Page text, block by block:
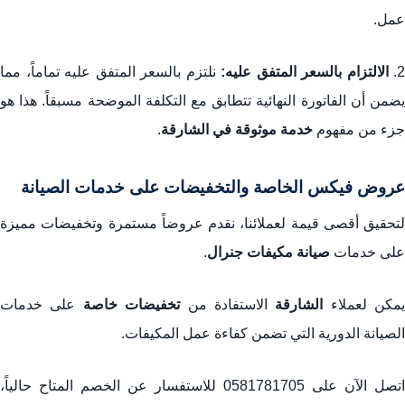
عمل.
2. الالتزام بالسعر المتفق عليه: نلتزم بالسعر المتفق عليه تماماً، مما
يضمن أن الفاتورة النهائية تتطابق مع التكلفة الموضحة مسبقاً. هذا هو
جزء من مفهوم خدمة موثوقة في الشارقة.
عروض فيكس الخاصة والتخفيضات على خدمات الصيانة
لتحقيق أقصى قيمة لعملائنا، نقدم عروضاً مستمرة وتخفيضات مميزة
على خدمات صيانة مكيفات جنرال.
يمكن لعملاء الشارقة الاستفادة منتخفيضات خاصة على خدمات
الصيانة الدورية التي تضمن كفاءة عمل المكيفات.
اتصل الآن على 0581781705 للاستفسار عن الخصم المتاح حالياً،